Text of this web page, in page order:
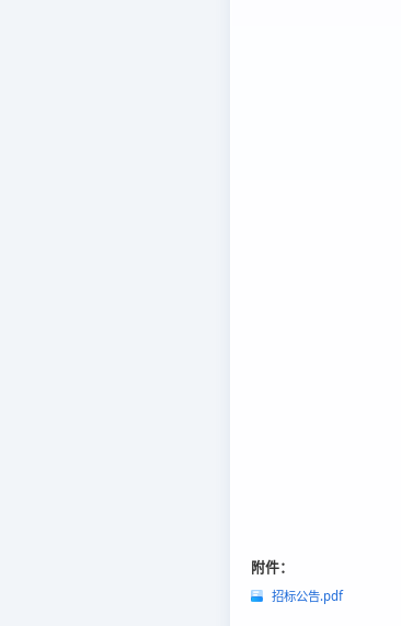
附件：
招标公告.pdf